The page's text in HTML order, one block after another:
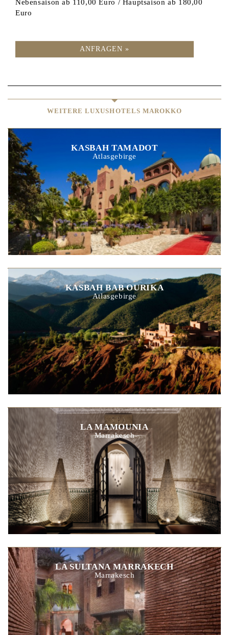
Nebensaison ab 110,00 Euro / Hauptsaison ab 180,00
Euro
ANFRAGEN »
WEITERE LUXUSHOTELS MAROKKO
KASBAH TAMADOT
Atlasgebirge
KASBAH BAB OURIKA
Atlasgebirge
LA MAMOUNIA
Marrakesch
LA SULTANA MARRAKECH
Marrakesch